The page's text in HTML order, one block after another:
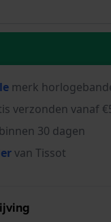
merk
verzonden vanaf
30 dagen
van Tissot